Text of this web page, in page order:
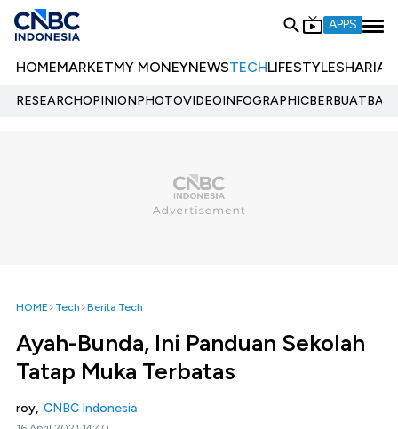
APPS
HOMEMARKETMY MONEYNEWSTECHLIFESTYLESHARIA
RESEARCHOPINIONPHOTOVIDEOINFOGRAPHIC
HOME Tech Berita Tech
Ayah-Bunda, Ini Panduan Sekolah
Tatap Muka Terbatas
roy, CNBC Indonesia